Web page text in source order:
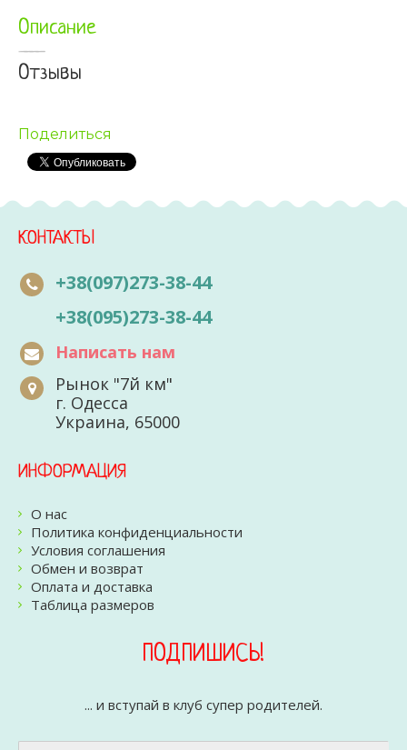
Описание
Отзывы
Поделиться
КОНТАКТЫ
+38(097)273-38-44
+38(095)273-38-44
Написать нам
Рынок "7й км"
г. Одесса
Украина, 65000
ИНФОРМАЦИЯ
О нас
Политика конфиденциальности
Условия соглашения
Обмен и возврат
Оплата и доставка
Таблица размеров
ПОДПИШИСЬ!
... и вступай в клуб супер родителей.